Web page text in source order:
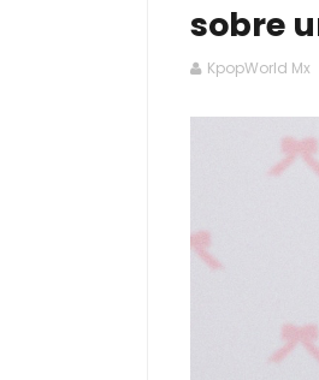
sobre
KpopWorld Mx